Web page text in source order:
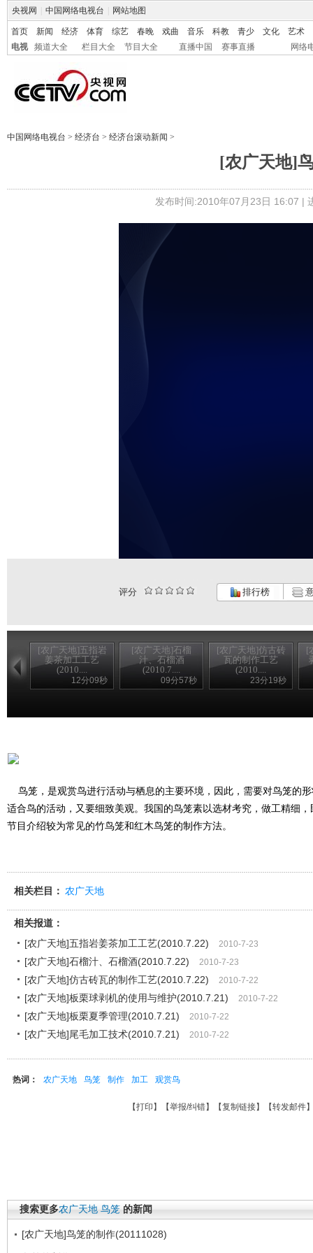
央视网 中国网络电视台 网站地图
首页 新闻 经济 体育 综艺 春晚 戏曲 音乐 科教 青少 文化
艺术
电视
频道大全 栏目大全 节目大全 直播中国 赛事直播 网络
中国网络电视台 > 经济台 > 经济台滚动新闻 >
[农广天地]
发布时间:2010年07月23日 16:07 |
评分 排行榜
[农广天地]五指岩
姜茶加工工艺
(2010....
12分09秒
[农广天地]石榴
汁、石榴酒
(2010.7....
09分57秒
[农广天地]仿古砖
瓦的制作工艺
(2010....
23分19秒
[
鸟笼，是观赏鸟进行活动与栖息的主要环境，因此，需要对鸟笼的
适合鸟的活动，又要细致美观。我国的鸟笼素以选材考究，做工精细
节目介绍较为常见的竹鸟笼和红木鸟笼的制作方法。
相关栏目： 农广天地
相关报道：
[农广天地]五指岩姜茶加工工艺(2010.7.22)
2010-7-23
[农广天地]石榴汁、石榴酒(2010.7.22) 2010-7-23
[农广天地]仿古砖瓦的制作工艺(2010.7.22) 2010-7-22
[农广天地]板栗球剥机的使用与维护(2010.7.21) 2010-7-22
[农广天地]板栗夏季管理(2010.7.21) 2010-7-22
[农广天地]尾毛加工技术(2010.7.21) 2010-7-22
热词： 农广天地 鸟笼 制作 加工 观赏鸟
【打印 】【举报/纠错】【复制链接】【转发邮件
搜索更多农广天地 鸟笼 的新闻
[农广天地]鸟笼的制作(20111028)